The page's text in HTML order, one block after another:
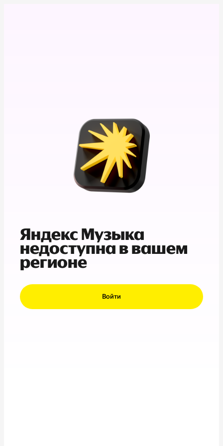
Яндекс Музыка
недоступна в вашем
регионе
Войти